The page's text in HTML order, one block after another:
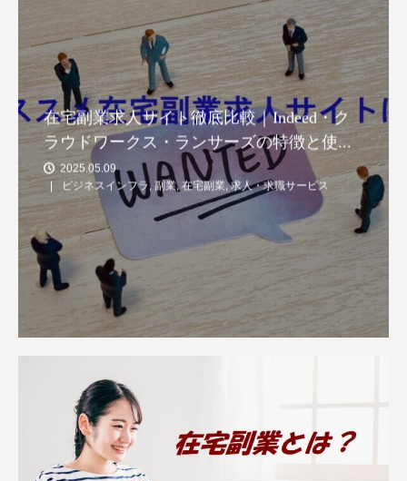
在宅副業求人サイト徹底比較｜Indeed・ク
ラウドワークス・ランサーズの特徴と使...
2025.05.09
ビジネスインフラ, 副業, 在宅副業,求人・求職サービス